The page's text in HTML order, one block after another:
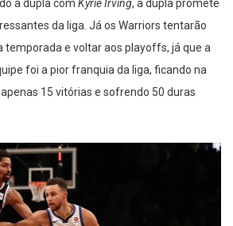
a dupla com Kyrie Irving, a dupla promete
da liga. Já os Warriors tentarão
temporada e voltar aos playoffs, já que a
foi a pior franquia da liga, ficando na
15 vitórias e sofrendo 50 duras